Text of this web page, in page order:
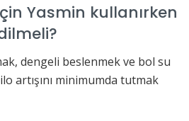
Yasmin kullanırken
dengeli beslenmek ve bol su
artışını minimumda tutmak